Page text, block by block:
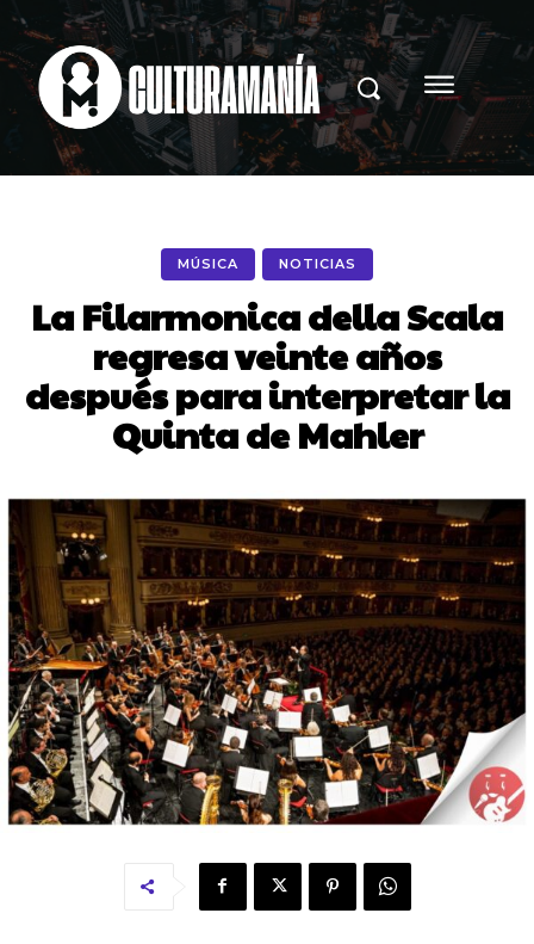
MÚSICA NOTICIAS
La Filarmonica della Scala
regresa veinte años
después para interpretar la
Quinta de Mahler